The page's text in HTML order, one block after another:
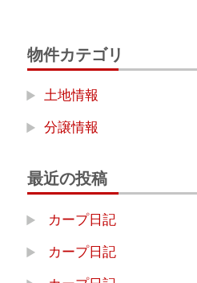
物件カテゴリ
土地情報
分譲情報
最近の投稿
カープ日記
カープ日記